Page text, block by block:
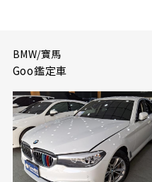
BMW/寶馬
Goo鑑定車